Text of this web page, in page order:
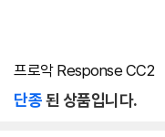
프로악 Response CC2
단종된 상품입니다.